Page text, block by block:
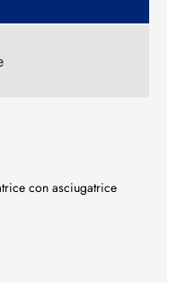
con asciugatrice